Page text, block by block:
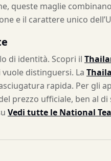
queste maglie
e il carattere unico
di identità. Scopri il
distinguersi. La
rapida. Per gli
prezzo ufficiale, ben al
Vedi tutte le National